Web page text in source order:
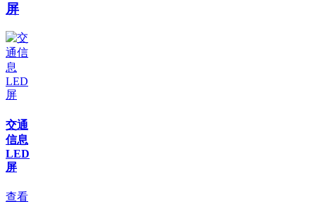
屏
交通
信息
LED
屏
查看